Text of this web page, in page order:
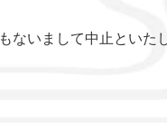
いまして中止といたし